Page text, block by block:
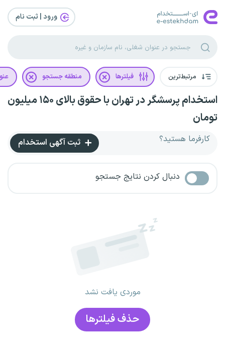
ورود | ثبت‌ نام
مرتبط‌ترین فیلترها منطقه جستجو
استخدام پرسشگر در تهران با حقوق بالای ۱۵۰ میلیون
تومان
کارفرما هستید؟ ثبت آگهی استخدام
دنبال کردن نتایج جستجو
موردی یافت نشد
حذف فیلتر‌ها